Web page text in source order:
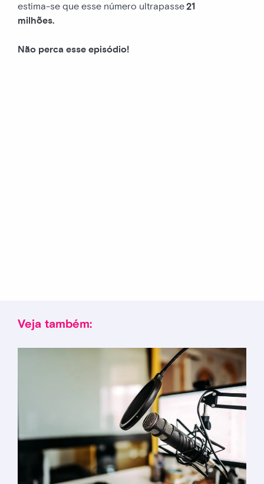
estima-se que esse número ultrapasse21
milhões.
Não perca esse episódio!
Veja também: